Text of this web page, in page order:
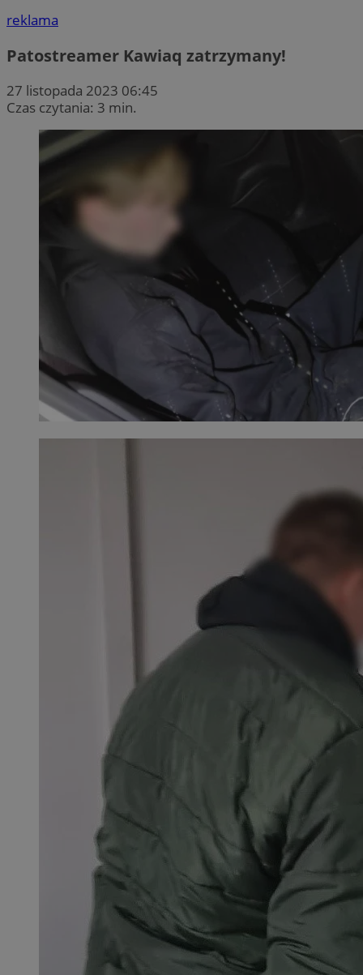
reklama
Patostreamer Kawiaq zatrzymany!
27 listopada 2023 06:45
Czas czytania: 3 min.